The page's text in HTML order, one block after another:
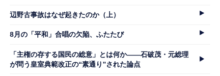
辺野古事故はなぜ起きたのか（上）
8月の「平和」合唱の欠陥、ふたたび
「主権の存する国民の総意」とは何か――石破茂・元総理
が問う皇室典範改正の“素通り”された論点